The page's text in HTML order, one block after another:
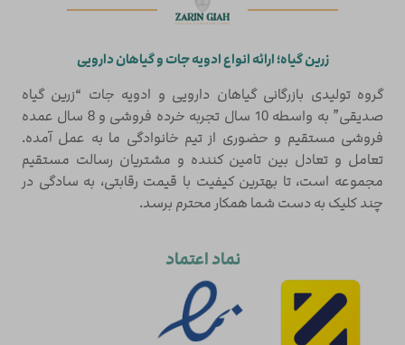
زرین گیاه؛ ارائه انواع ادویه جات و گیاهان دارویی
گروه تولیدی بازرگانی گیاهان دارویی و ادویه جات “زرین گیاه
صدیقی” به واسطه 10 سال تجربه خرده فروشی و 8 سال عمده
فروشی مستقیم و حضوری از تیم خانوادگی ما به عمل آمده.
تعامل و تعادل بین تامین کننده و مشتریان رسالت مستقیم
مجموعه است، تا بهترین کیفیت با قیمت رقابتی، به سادگی در
چند کلیک به دست شما همکار محترم برسد.
نماد اعتماد